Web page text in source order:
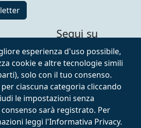
esperienza d'uso possibile,
cookie e altre tecnologie simili
solo con il tuo consenso.
ciascuna categoria cliccando
le impostazioni senza
sarà registrato. Per
leggi l'Informativa Privacy.
Segui su